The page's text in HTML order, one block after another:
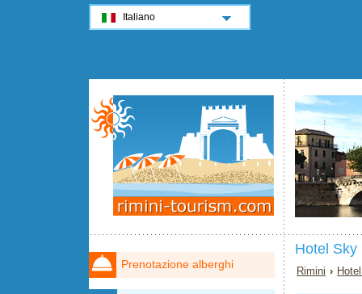
Hotel Sky
Rimini ›
Prenotazione alberghi
Italiano